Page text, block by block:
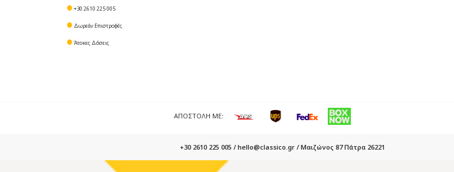
+30 2610 225 005
Δωρεάν Επιστροφές
Άτοκες Δόσεις
ΑΠΟΣΤΟΛΗ ΜΕ:
+30 2610 225 005 / hello@classico.gr / Μαιζώνος 87 Πάτρα 26221